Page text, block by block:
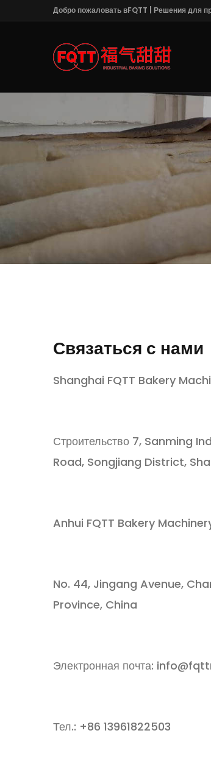
Добро пожаловать вFQTT | Решения для
Связаться с нами
Shanghai FQTT Bakery
Строительство 7, Sanming
Road, Songjiang District,
Anhui FQTT Bakery
No. 44, Jingang Avenue,
Province, China
Электронная почта:
Тел.: +86 13961822503